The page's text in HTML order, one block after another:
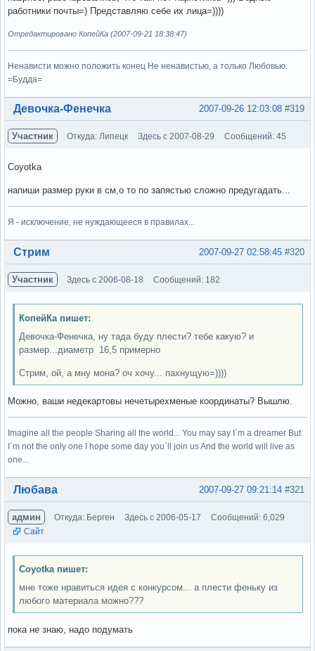
работники почты=) Представляю себе их лица=))))
Отредактировано КопейКа (2007-09-21 18:38:47)
Ненависти можно положить конец Не ненавистью, а только Любовью.
=Будда=
Вне форума #319
2007-09-26 12:03:08
Девочка-Фенечка
Участник Откуда: Липецк Здесь с 2007-08-29 Сообщений: 45
Coyotka
напиши размер руки в см,о то по запястью сложно предугадать...
Я - исключение, не нуждающееся в правилах...
Вне форума #320
2007-09-27 02:58:45
Стрим
Участник Здесь с 2006-08-18 Сообщений: 182
КопейКа пишет:
Девочка-Фенечка, ну тада буду плести? тебе какую? и
размер...диаметр 16,5 примерно
Стрим, ой, а мну мона? оч хочу... пахнущую=))))
Можно, ваши недекартовы нечетырехменые координаты? Вышлю.
Imagine all the people Sharing all the world... You may say I`m a dreamer But
I`m not the only one I hope some day you`ll join us And the world will live as
one...
Вне форума #321
2007-09-27 09:21:14
Любава
админ Откуда: Берген Здесь с 2006-05-17
Сообщений: 6,029
Сайт
Coyotka пишет:
мне тоже нравиться идея с конкурсом... а плести феньку из
любого материала можно???
пока не знаю, надо подумать